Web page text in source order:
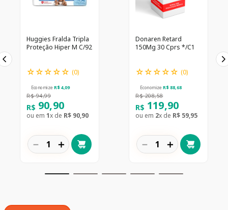
Huggies Fralda Tripla
Proteção Hiper M C/92
☆☆☆☆☆ (0)
Economize R$ 4,09
R$ 94,99
R$ 90,90
ou em 1x de R$ 90,90
＋
－
Donaren Retard
150Mg 30 Cprs */C1
☆☆☆☆☆ (0)
Economize R$ 88,68
R$ 208,58
R$ 119,90
ou em 2x de R$ 59,95
＋
－